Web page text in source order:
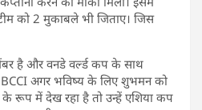
को 2 मुकाबले भी जिताए। जिस
है और वनडे वर्ल्ड कप के साथ
अगर भविष्य के लिए शुभमन को
के रूप में देख रहा है तो उन्हें एशिया कप